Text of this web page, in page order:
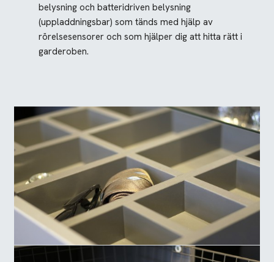
belysning och batteridriven belysning
(uppladdningsbar) som tänds med hjälp av
rörelsesensorer och som hjälper dig att hitta rätt i
garderoben.